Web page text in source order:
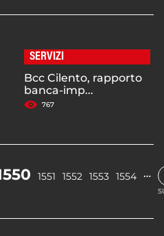
SERVIZI
Bcc Cilento, rapporto
banca-imp...
767
1551 1552 1553 1554 …